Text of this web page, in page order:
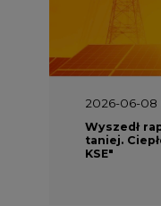
2026-06-08
Wyszedł
taniej.
KSE"